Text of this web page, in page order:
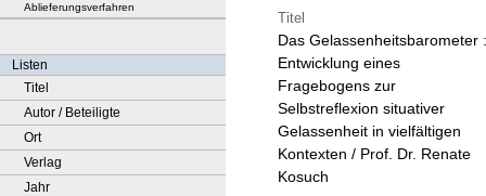
Ablieferungsverfahren
Listen
Titel
Autor / Beteiligte
Ort
Verlag
Jahr
Titel
Das Gelassenheitsbarometer :
Entwicklung eines
Fragebogens zur
Selbstreflexion situativer
Gelassenheit in vielfältigen
Kontexten / Prof. Dr. Renate
Kosuch